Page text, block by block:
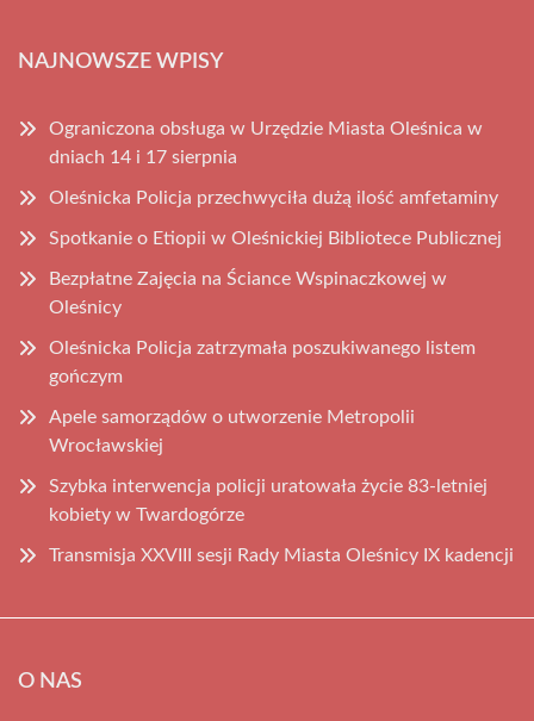
NAJNOWSZE WPISY
Ograniczona obsługa w Urzędzie Miasta Oleśnica w
dniach 14 i 17 sierpnia
Oleśnicka Policja przechwyciła dużą ilość amfetaminy
Spotkanie o Etiopii w Oleśnickiej Bibliotece Publicznej
Bezpłatne Zajęcia na Ściance Wspinaczkowej w
Oleśnicy
Oleśnicka Policja zatrzymała poszukiwanego listem
gończym
Apele samorządów o utworzenie Metropolii
Wrocławskiej
Szybka interwencja policji uratowała życie 83-letniej
kobiety w Twardogórze
Transmisja XXVIII sesji Rady Miasta Oleśnicy IX kadencji
O NAS